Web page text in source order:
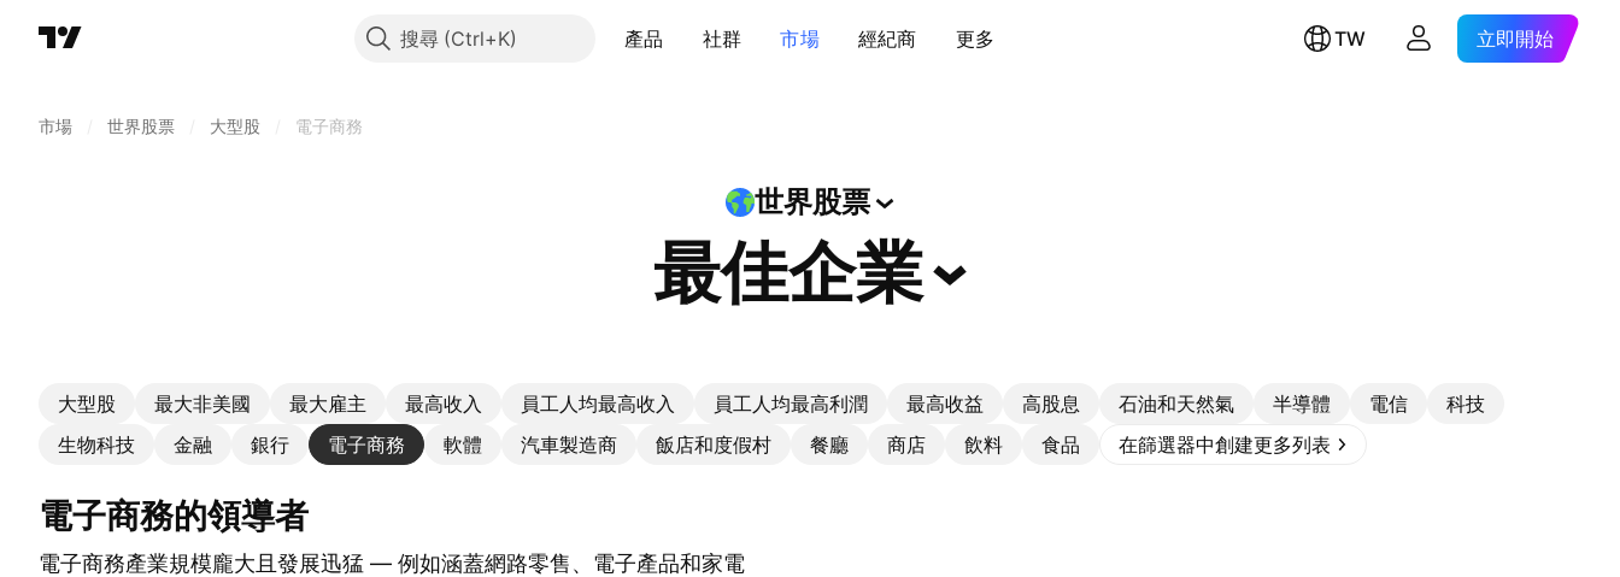
搜尋 產品 社群 市場 經紀商 更多 TW 立即開始
市場 世界股票 大型股 電子商務
世界股票
最佳企業
大型股 最大非美國 最大雇主 最高收入 員工人均最高收入 員工人均最高利潤 最高收益 高股息 石油和天然氣 半導體 電信
科技
生物科技
金融 銀行 電子商務 軟體 汽車製造商 飯店和度假村 餐廳 商店 飲料 食品 在篩選器中創建更多列表
電子商務的領導者
電子商務產業規模龐大且發展迅猛 — 例如涵蓋網路零售、電子產品和家電